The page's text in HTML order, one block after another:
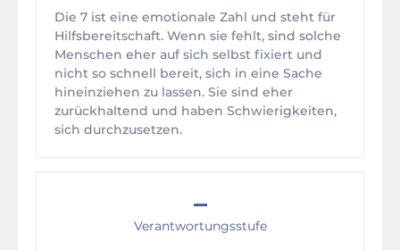
Die 7 ist eine emotionale Zahl und steht für
Hilfsbereitschaft. Wenn sie fehlt, sind solche
Menschen eher auf sich selbst fixiert und
nicht so schnell bereit, sich in eine Sache
hineinziehen zu lassen. Sie sind eher
zurückhaltend und haben Schwierigkeiten,
sich durchzusetzen.
–
Verantwortungsstufe